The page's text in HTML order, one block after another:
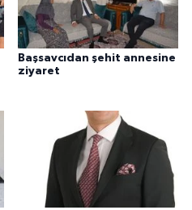
Başsavcıdan şehit annesine
ziyaret